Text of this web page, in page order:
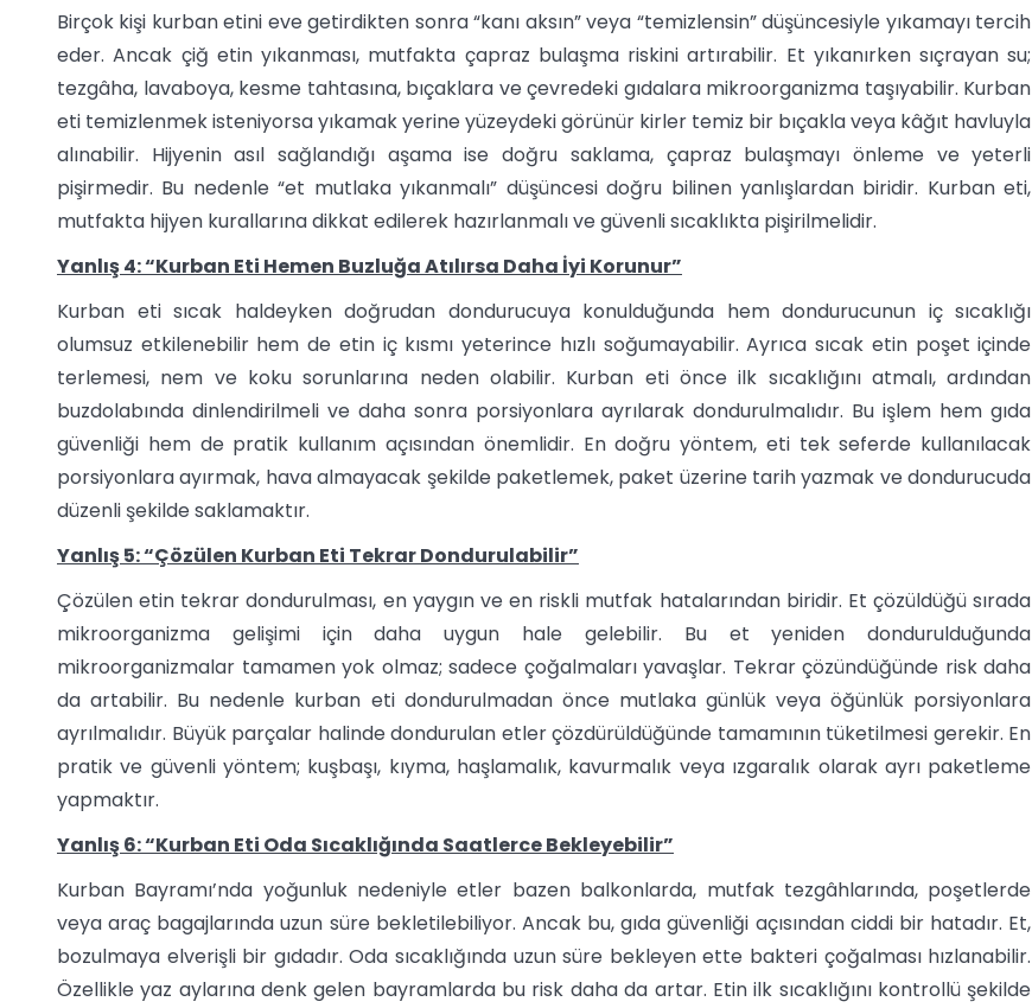
Birçok kişi kurban etini eve getirdikten sonra “kanı aksın” veya “temizlensin” düşüncesiyle yıkamayı tercih
eder. Ancak çiğ etin yıkanması, mutfakta çapraz bulaşma riskini artırabilir. Et yıkanırken sıçrayan su;
tezgâha, lavaboya, kesme tahtasına, bıçaklara ve çevredeki gıdalara mikroorganizma taşıyabilir. Kurban
eti temizlenmek isteniyorsa yıkamak yerine yüzeydeki görünür kirler temiz bir bıçakla veya kâğıt havluyla
alınabilir. Hijyenin asıl sağlandığı aşama ise doğru saklama, çapraz bulaşmayı önleme ve yeterli
pişirmedir. Bu nedenle “et mutlaka yıkanmalı” düşüncesi doğru bilinen yanlışlardan biridir. Kurban eti,
mutfakta hijyen kurallarına dikkat edilerek hazırlanmalı ve güvenli sıcaklıkta pişirilmelidir.
Yanlış 4: “Kurban Eti Hemen Buzluğa Atılırsa Daha İyi Korunur”
Kurban eti sıcak haldeyken doğrudan dondurucuya konulduğunda hem dondurucunun iç sıcaklığı
olumsuz etkilenebilir hem de etin iç kısmı yeterince hızlı soğumayabilir. Ayrıca sıcak etin poşet içinde
terlemesi, nem ve koku sorunlarına neden olabilir. Kurban eti önce ilk sıcaklığını atmalı, ardından
buzdolabında dinlendirilmeli ve daha sonra porsiyonlara ayrılarak dondurulmalıdır. Bu işlem hem gıda
güvenliği hem de pratik kullanım açısından önemlidir. En doğru yöntem, eti tek seferde kullanılacak
porsiyonlara ayırmak, hava almayacak şekilde paketlemek, paket üzerine tarih yazmak ve dondurucuda
düzenli şekilde saklamaktır.
Yanlış 5: “Çözülen Kurban Eti Tekrar Dondurulabilir”
Çözülen etin tekrar dondurulması, en yaygın ve en riskli mutfak hatalarından biridir. Et çözüldüğü sırada
mikroorganizma gelişimi için daha uygun hale gelebilir. Bu et yeniden dondurulduğunda
mikroorganizmalar tamamen yok olmaz; sadece çoğalmaları yavaşlar. Tekrar çözündüğünde risk daha
da artabilir. Bu nedenle kurban eti dondurulmadan önce mutlaka günlük veya öğünlük porsiyonlara
ayrılmalıdır. Büyük parçalar halinde dondurulan etler çözdürüldüğünde tamamının tüketilmesi gerekir. En
pratik ve güvenli yöntem; kuşbaşı, kıyma, haşlamalık, kavurmalık veya ızgaralık olarak ayrı paketleme
yapmaktır.
Yanlış 6: “Kurban Eti Oda Sıcaklığında Saatlerce Bekleyebilir”
Kurban Bayramı’nda yoğunluk nedeniyle etler bazen balkonlarda, mutfak tezgâhlarında, poşetlerde
veya araç bagajlarında uzun süre bekletilebiliyor. Ancak bu, gıda güvenliği açısından ciddi bir hatadır. Et,
bozulmaya elverişli bir gıdadır. Oda sıcaklığında uzun süre bekleyen ette bakteri çoğalması hızlanabilir.
Özellikle yaz aylarına denk gelen bayramlarda bu risk daha da artar. Etin ilk sıcaklığını kontrollü şekilde